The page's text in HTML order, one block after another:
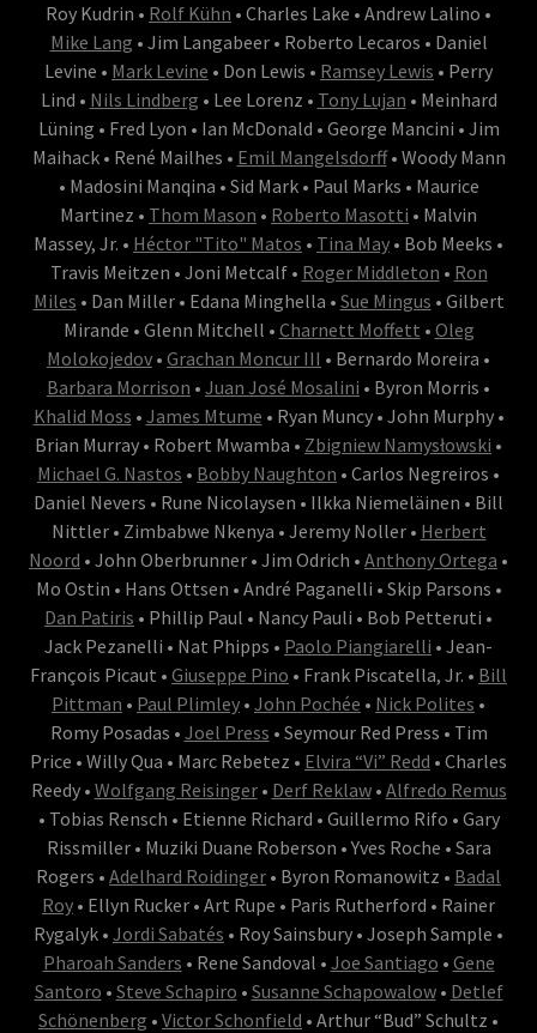
Roy Kudrin • Rolf Kühn • Charles Lake • Andrew Lalino •
Mike Lang • Jim Langabeer • Roberto Lecaros • Daniel
Levine • Mark Levine • Don Lewis • Ramsey Lewis • Perry
Lind • Nils Lindberg • Lee Lorenz • Tony Lujan • Meinhard
Lüning • Fred Lyon • Ian McDonald • George Mancini • Jim
Maihack • René Mailhes • Emil Mangelsdorff• Woody Mann
• Madosini Manqina • Sid Mark • Paul Marks • Maurice
Martinez • Thom Mason • Roberto Masotti • Malvin
Massey, Jr. • Héctor "Tito" Matos • Tina May • Bob Meeks •
Travis Meitzen • Joni Metcalf • Roger Middleton • Ron
Miles • Dan Miller • Edana Minghella • Sue Mingus • Gilbert
Mirande • Glenn Mitchell • Charnett Moffett • Oleg
Molokojedov • Grachan Moncur III • Bernardo Moreira •
Barbara Morrison • Juan José Mosalini • Byron Morris •
Khalid Moss • James Mtume • Ryan Muncy • John Murphy •
Brian Murray • Robert Mwamba • Zbigniew Namysłowski •
Michael G. Nastos • Bobby Naughton • Carlos Negreiros •
Daniel Nevers • Rune Nicolaysen • Ilkka Niemeläinen • Bill
Nittler • Zimbabwe Nkenya • Jeremy Noller • Herbert
Noord • John Oberbrunner • Jim Odrich • Anthony Ortega •
Mo Ostin • Hans Ottsen • André Paganelli • Skip Parsons •
Dan Patiris • Phillip Paul • Nancy Pauli • Bob Petteruti •
Jack Pezanelli • Nat Phipps • Paolo Piangiarelli • Jean-
François Picaut • Giuseppe Pino • Frank Piscatella, Jr. • Bill
Pittman • Paul Plimley • John Pochée • Nick Polites •
Romy Posadas • Joel Press • Seymour Red Press • Tim
Price • Willy Qua • Marc Rebetez • Elvira “Vi” Redd • Charles
Reedy • Wolfgang Reisinger• Derf Reklaw• Alfredo Remus
• Tobias Rensch • Etienne Richard • Guillermo Rifo • Gary
Rissmiller • Muziki Duane Roberson • Yves Roche • Sara
Rogers • Adelhard Roidinger • Byron Romanowitz • Badal
Roy • Ellyn Rucker • Art Rupe • Paris Rutherford • Rainer
Rygalyk • Jordi Sabatés • Roy Sainsbury • Joseph Sample •
Pharoah Sanders • Rene Sandoval • Joe Santiago • Gene
Santoro • Steve Schapiro • Susanne Schapowalow• Detlef
Schönenberg • Victor Schonfield • Arthur “Bud” Schultz •